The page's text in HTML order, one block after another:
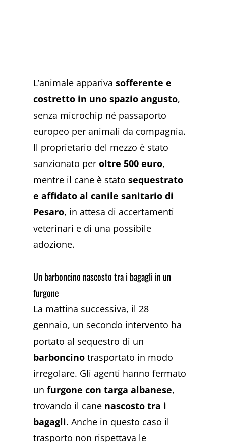
L’animale apparivasofferente e
costretto in uno spazio angusto,
senza microchip né passaporto
europeo per animali da compagnia.
Il proprietario del mezzo è stato
sanzionato peroltre 500 euro,
mentre il cane è statosequestrato
e affidato al canile sanitario di
Pesaro, in attesa di accertamenti
veterinari e di una possibile
adozione.
Un barboncino nascosto tra i bagagli in un
furgone
La mattina successiva, il 28
gennaio, un secondo intervento ha
portato al sequestro di un
barboncino trasportato in modo
irregolare. Gli agenti hanno fermato
unfurgone con targa albanese,
trovando il cane nascosto tra i
bagagli. Anche in questo caso il
trasporto non rispettava le